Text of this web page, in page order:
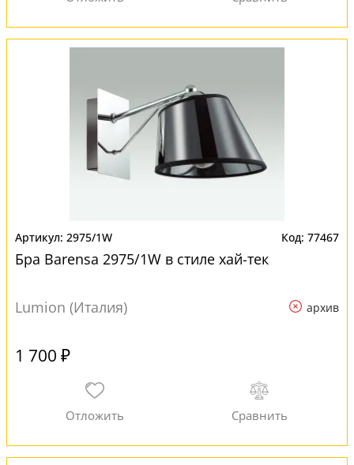
2975/1W 77467
Бра Barensa 2975/1W в стиле хай-тек
Lumion (Италия) архив
1 700 ₽